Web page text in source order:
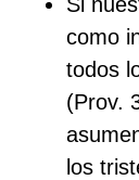
como
todos
(Prov.
los